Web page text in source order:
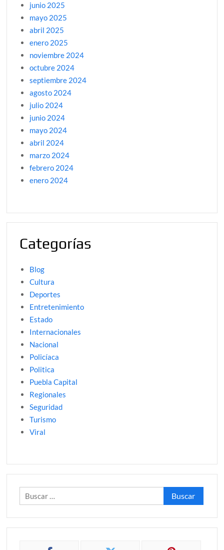
junio 2025
mayo 2025
abril 2025
enero 2025
noviembre 2024
octubre 2024
septiembre 2024
agosto 2024
julio 2024
junio 2024
mayo 2024
abril 2024
marzo 2024
febrero 2024
enero 2024
Categorías
Blog
Cultura
Deportes
Entretenimiento
Estado
Internacionales
Nacional
Policíaca
Politica
Puebla Capital
Regionales
Seguridad
Turismo
Viral
Buscar: